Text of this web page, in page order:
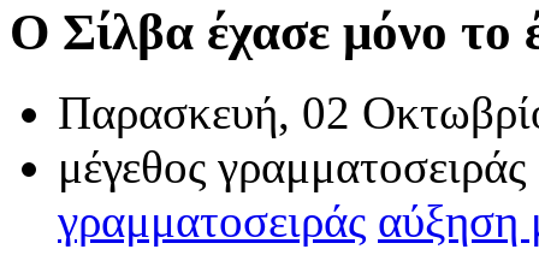
Ο Σίλβα έχασε μόνο το
Παρασκευή, 02
μέγεθος γραμματοσειράς
γραμματοσειράς αύξηση